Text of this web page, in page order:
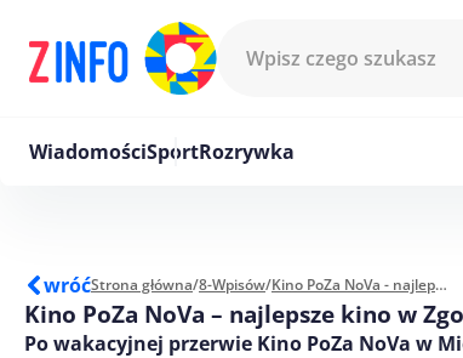
WiadomościSportRozrywka
wróćStrona główna/8-Wpisów/ Kino PoZa NoVa - najlepsze kino w Zgorzelcu
Kino PoZa NoVa – najlepsze kino w
Po wakacyjnej przerwie Kino PoZa NoVa w